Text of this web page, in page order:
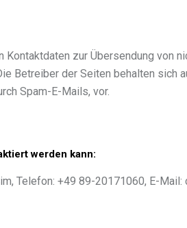
zur Übersendung von
Betreiber der Seiten behalten sich
Spam-E-Mails, vor.
werden kann:
Telefon: +49 89-20171060, E-